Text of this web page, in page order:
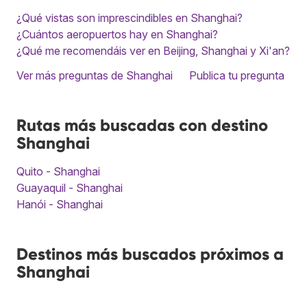
¿Qué vistas son imprescindibles en Shanghai?
¿Cuántos aeropuertos hay en Shanghai?
¿Qué me recomendáis ver en Beijing, Shanghai y Xi'an?
Ver más preguntas de Shanghai
Publica tu pregunta
Rutas más buscadas con destino
Shanghai
Quito - Shanghai
Guayaquil - Shanghai
Hanói - Shanghai
Destinos más buscados próximos a
Shanghai